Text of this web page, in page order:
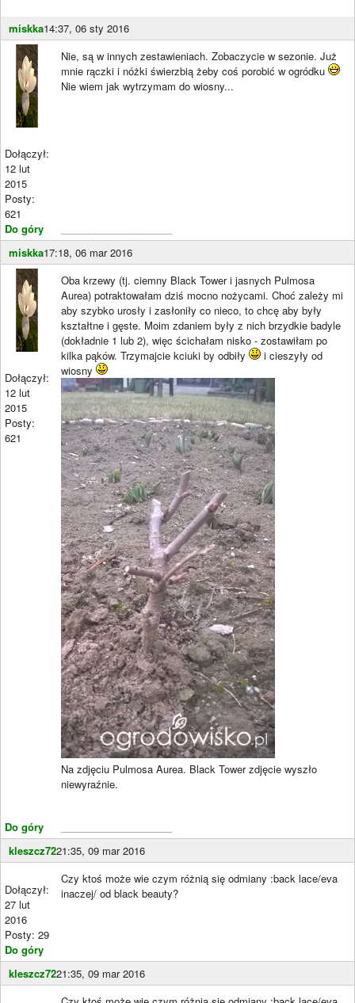
miskka14:37, 06 sty 2016
Dołączył:
12 lut
2015
Posty:
621
Do góry
Nie, są w innych zestawieniach. Zobaczycie w sezonie. Już
mnie rączki i nóżki świerzbią żeby coś porobić w ogródku
Nie wiem jak wytrzymam do wiosny...
miskka17:18, 06 mar 2016
Dołączył:
12 lut
2015
Posty:
621
Do góry
Oba krzewy (tj. ciemny Black Tower i jasnych Pulmosa
Aurea) potraktowałam dziś mocno nożycami. Choć zależy mi
aby szybko urosły i zasłoniły co nieco, to chcę aby były
kształtne i gęste. Moim zdaniem były z nich brzydkie badyle
(dokładnie 1 lub 2), więc ścichałam nisko - zostawiłam po
kilka pąków. Trzymajcie kciuki by odbiły
i cieszyły od
wiosny
Na zdjęciu Pulmosa Aurea. Black Tower zdjęcie wyszło
niewyraźnie.
kleszcz7221:35, 09 mar 2016
Dołączył:
27 lut
2016
Posty: 29
Do góry
Czy ktoś może wie czym różnią się odmiany :back lace/eva
inaczej/ od black beauty?
kleszcz7221:35, 09 mar 2016